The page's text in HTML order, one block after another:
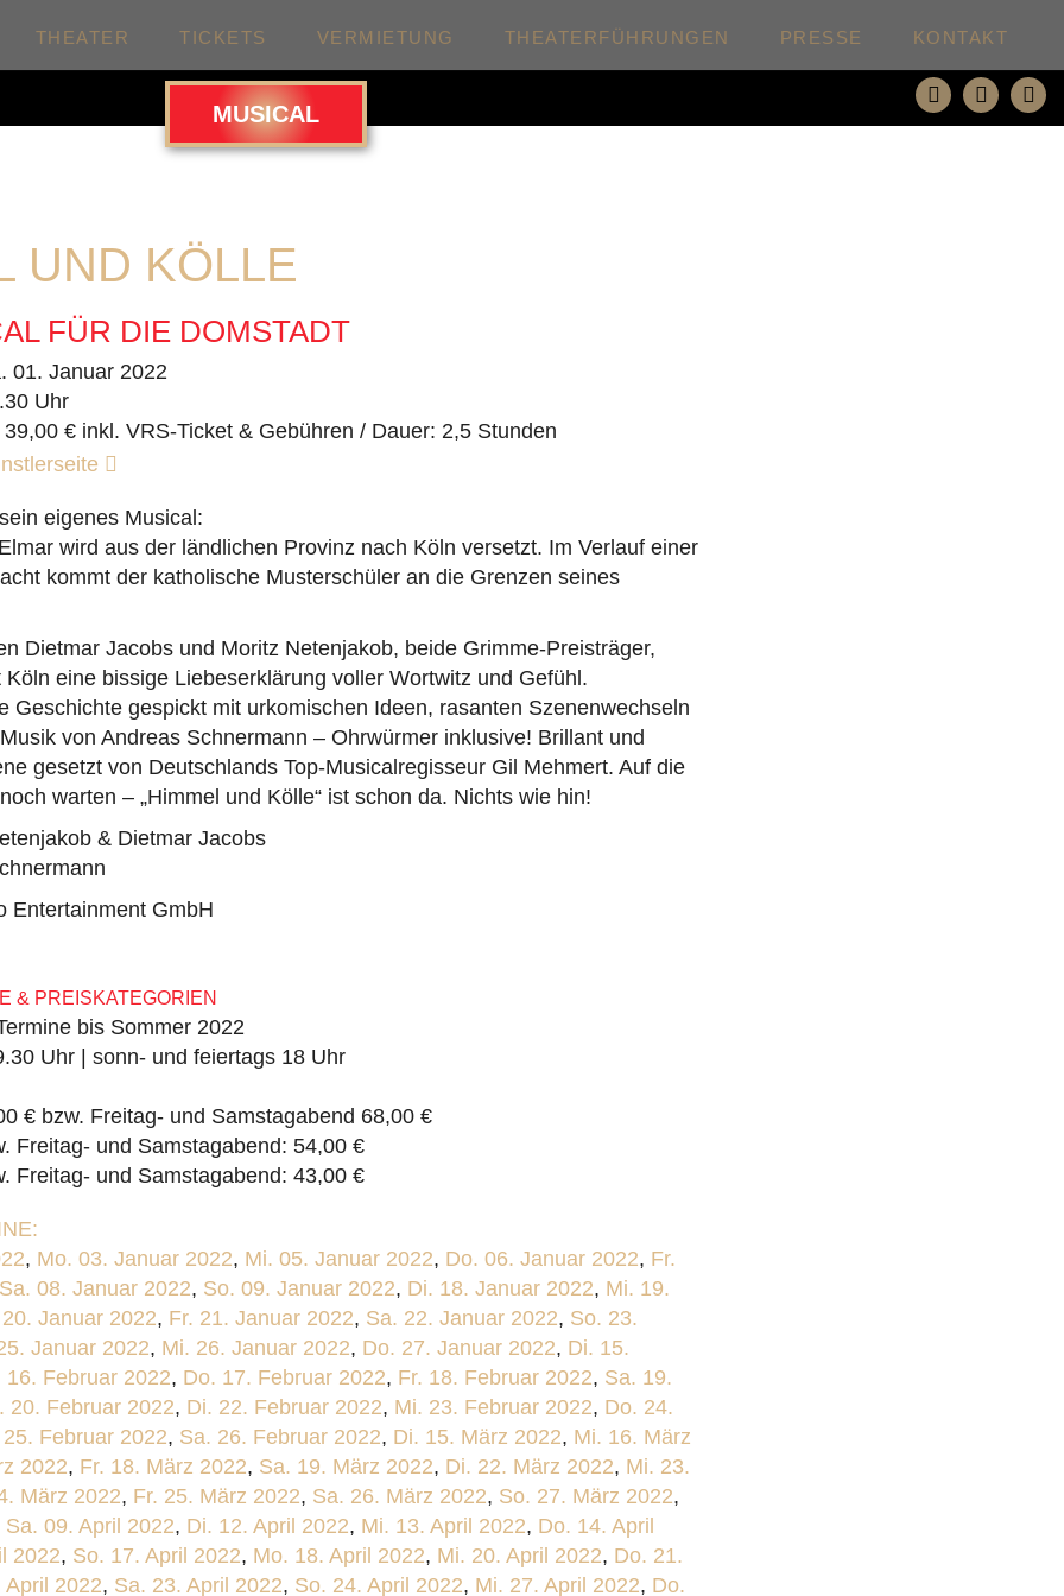
THEATER TICKETS VERMIETUNG THEATERFÜHRUNGEN PRESSE KONTAKT
MUSICAL
UND KÖLLE
FÜR DIE DOMSTADT
01. Januar 2022
Uhr
39,00 € inkl. VRS-Ticket & Gebühren / Dauer: 2,5 Stunden
eigenes Musical:
wird aus der ländlichen Provinz nach Köln versetzt. Im Verlauf einer
kommt der katholische Musterschüler an die Grenzen seines
Dietmar Jacobs und Moritz Netenjakob, beide Grimme-Preisträger,
eine bissige Liebeserklärung voller Wortwitz und Gefühl.
Geschichte gespickt mit urkomischen Ideen, rasanten Szenenwechseln
von Andreas Schnermann – Ohrwürmer inklusive! Brillant und
gesetzt von Deutschlands Top-Musicalregisseur Gil Mehmert. Auf die
warten – „Himmel und Kölle“ ist schon da. Nichts wie hin!
& Dietmar Jacobs
Entertainment GmbH
& PREISKATEGORIEN
bis Sommer 2022
Uhr | sonn- und feiertags 18 Uhr
€ bzw. Freitag- und Samstagabend 68,00 €
Freitag- und Samstagabend: 54,00 €
Freitag- und Samstagabend: 43,00 €
, Mo. 03. Januar 2022, Mi. 05. Januar 2022, Do. 06. Januar 2022, Fr.
Sa. 08. Januar 2022, So. 09. Januar 2022, Di. 18. Januar 2022, Mi. 19.
Januar 2022, Fr. 21. Januar 2022, Sa. 22. Januar 2022, So. 23.
Januar 2022, Mi. 26. Januar 2022, Do. 27. Januar 2022, Di. 15.
16. Februar 2022, Do. 17. Februar 2022, Fr. 18. Februar 2022, Sa. 19.
20. Februar 2022, Di. 22. Februar 2022, Mi. 23. Februar 2022, Do. 24.
Februar 2022, Sa. 26. Februar 2022, Di. 15. März 2022, Mi. 16. März
2022, Fr. 18. März 2022, Sa. 19. März 2022, Di. 22. März 2022, Mi. 23.
März 2022, Fr. 25. März 2022, Sa. 26. März 2022, So. 27. März 2022,
Sa. 09. April 2022, Di. 12. April 2022, Mi. 13. April 2022, Do. 14. April
2022, So. 17. April 2022, Mo. 18. April 2022, Mi. 20. April 2022, Do. 21.
April 2022, Sa. 23. April 2022, So. 24. April 2022, Mi. 27. April 2022, Do.